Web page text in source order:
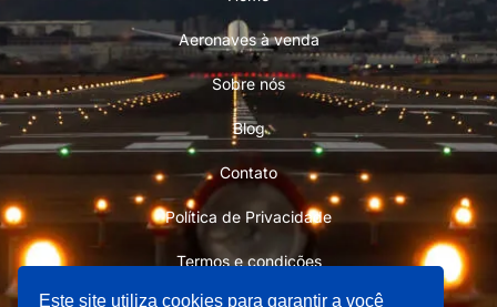
Aeronaves à venda
Sobre nós
Blog
Contato
Política de Privacidade
Termos e condições
Este site utiliza cookies para garantir a você